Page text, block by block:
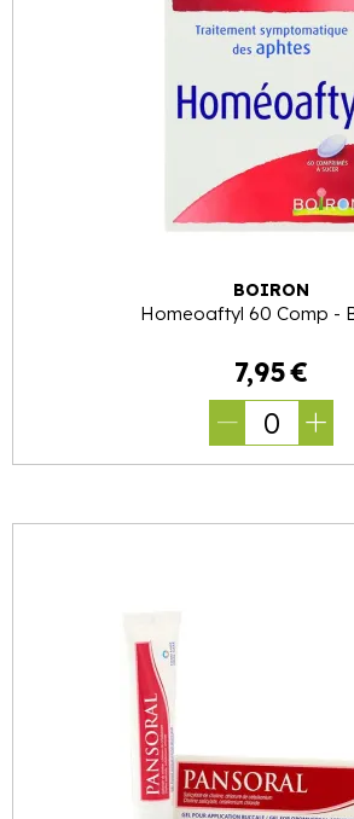
BOIRON
Homeoaftyl 60 Comp -
7,95€
0